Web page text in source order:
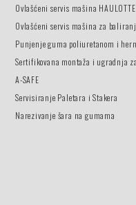
Ovlašćeni servis mašina HAULOTTE
Ovlašćeni servis mašina za
Punjenje guma poliuretanom i
Sertifikovana montaža i ugradnja
A-SAFE
Servisiranje Paletara i Stakera
Narezivanje šara na gumama